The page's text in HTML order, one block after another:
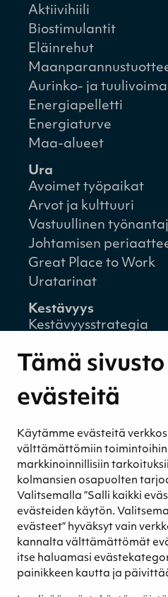
Tämä
evästeitä
Käytämme evästeitä
välttämättömiin toimintoihin
markkinoinnillisiin
kolmansien osapuolten
Valitsemalla ”Salli kaikki
evästeiden käytön.
evästeet” hyväksyt vain
kannalta välttämättömät
itse haluamasi
painikkeen kautta ja
Aktiivihiili
Biostimulantit
Eläinrehut
Aurinko- ja tuulivoima
Energiapelletti
Energiaturve
Maa-alueet
Ura
Avoimet työpaikat
Arvot ja kulttuuri
Vastuullinen
Johtamisen
Great Place to Work
Uratarinat
Kestävyys
Kestävyysstrategia
Ympäristövastuu
hyvinvointi
Turvetuotannon
Kestävyyden
Retkeilykohteet
Media
Uutiset ja blogit
Podcast
Yhteystiedot